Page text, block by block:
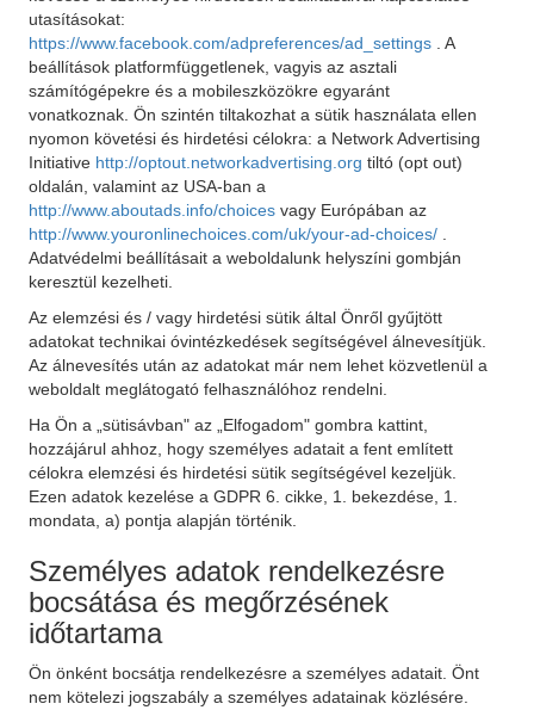
utasításokat:
https://www.facebook.com/adpreferences/ad_settings
. A
beállítások platformfüggetlenek, vagyis az asztali
számítógépekre és a mobileszközökre egyaránt
vonatkoznak. Ön szintén tiltakozhat a sütik használata ellen
nyomon követési és hirdetési célokra: a Network Advertising
Initiative http://optout.networkadvertising.org tiltó (opt out)
oldalán, valamint az USA-ban a
http://www.aboutads.info/choices vagy Európában az
http://www.youronlinechoices.com/uk/your-ad-choices/
Adatvédelmi beállításait a weboldalunk helyszíni gombján
keresztül kezelheti.
Az elemzési és / vagy hirdetési sütik által Önről gyűjtött
adatokat technikai óvintézkedések segítségével álnevesítjük.
Az álnevesítés után az adatokat már nem lehet közvetlenül a
weboldalt meglátogató felhasználóhoz rendelni.
Ha Ön a „sütisávban" az „Elfogadom" gombra kattint,
hozzájárul ahhoz, hogy személyes adatait a fent említett
célokra elemzési és hirdetési sütik segítségével kezeljük.
Ezen adatok kezelése a GDPR 6. cikke, 1. bekezdése, 1.
mondata, a) pontja alapján történik.
Személyes adatok rendelkezésre
bocsátása és megőrzésének
időtartama
Ön önként bocsátja rendelkezésre a személyes adatait. Önt
nem kötelezi jogszabály a személyes adatainak közlésére.